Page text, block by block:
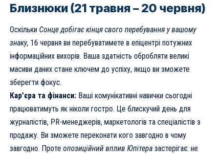
Близнюки (21 травня – 20 червня)
Оскільки Сонце добігає кінця свого перебування у вашому
знаку, 16 червня ви перебуватимете в епіцентрі потужних
інформаційних вихорів. Ваша здатність обробляти великі
масиви даних стане ключем до успіху, якщо ви зможете
зберегти фокус.
Кар’єра та фінанси: Ваші комунікативні навички сьогодні
працюватимуть як ніколи гостро. Це блискучий день для
журналістів, PR-менеджерів, маркетологів та спеціалістів з
продажу. Ви зможете переконати кого завгодно в чому
завгодно. Проте опозиційний вплив Юпітера застерігає: не